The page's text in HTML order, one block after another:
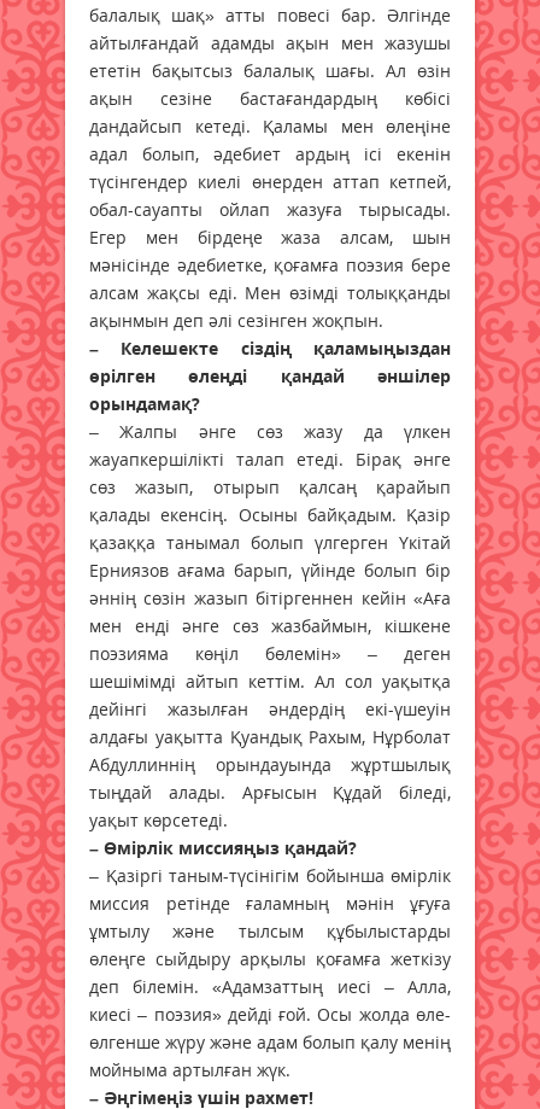
балалық шақ» атты повесі бар. Әлгінде
айтылғандай адамды ақын мен жазушы
ететін бақытсыз балалық шағы. Ал өзін
ақын сезіне бастағандардың көбісі
дандайсып кетеді. Қаламы мен өлеңіне
адал болып, әдебиет ардың ісі екенін
түсінгендер киелі өнерден аттап кетпей,
обал-сауапты ойлап жазуға тырысады.
Егер мен бірдеңе жаза алсам, шын
мәнісінде әдебиетке, қоғамға поэзия бере
алсам жақсы еді. Мен өзімді толыққанды
ақынмын деп әлі сезінген жоқпын.
– Келешекте сіздің қаламыңыздан
өрілген өлеңді қандай әншілер
орындамақ?
– Жалпы әнге сөз жазу да үлкен
жауапкершілікті талап етеді. Бірақ әнге
сөз жазып, отырып қалсаң қарайып
қалады екенсің. Осыны байқадым. Қазір
қазаққа танымал болып үлгерген Үкітай
Ерниязов ағама барып, үйінде болып бір
әннің сөзін жазып бітіргеннен кейін «Аға
мен енді әнге сөз жазбаймын, кішкене
поэзияма көңіл бөлемін» – деген
шешімімді айтып кеттім. Ал сол уақытқа
дейінгі жазылған әндердің екі-үшеуін
алдағы уақытта Қуандық Рахым, Нұрболат
Абдуллиннің орындауында жұртшылық
тыңдай алады. Арғысын Құдай біледі,
уақыт көрсетеді.
– Өмірлік миссияңыз қандай?
– Қазіргі таным-түсінігім бойынша өмірлік
миссия ретінде ғаламның мәнін ұғуға
ұмтылу және тылсым құбылыстарды
өлеңге сыйдыру арқылы қоғамға жеткізу
деп білемін. «Адамзаттың иесі – Алла,
киесі – поэзия» дейді ғой. Осы жолда өле-
өлгенше жүру және адам болып қалу менің
мойныма артылған жүк.
– Әңгімеңіз үшін рахмет!